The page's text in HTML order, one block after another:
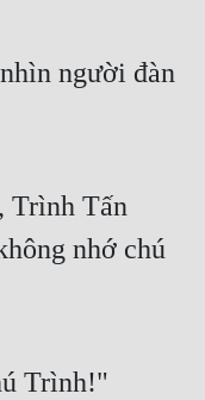
người đàn
Trình Tấn
nhớ chú
Trình!"